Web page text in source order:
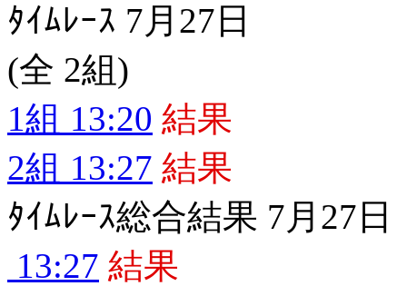
ﾀｲﾑﾚｰｽ 7月27日
(全 2組)
1組 13:20 結果
2組 13:27 結果
ﾀｲﾑﾚｰｽ総合結果 7月27日
13:27 結果